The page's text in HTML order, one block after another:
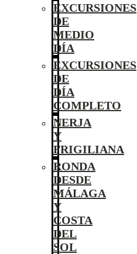
EXCURSIONES
DE
MEDIO
DÍA
EXCURSIONES
DE
DÍA
COMPLETO
NERJA
Y
FRIGILIANA
RONDA
DESDE
MÁLAGA
Y
COSTA
DEL
SOL